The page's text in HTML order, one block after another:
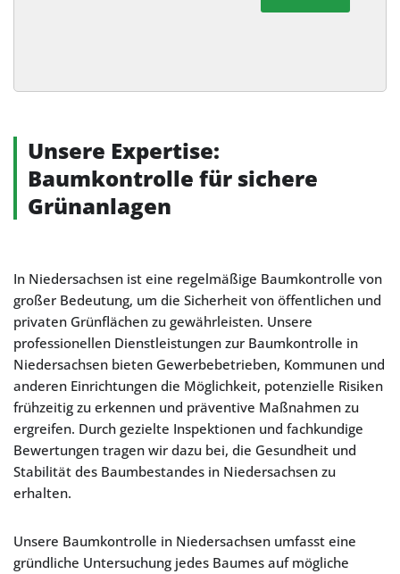
Alternative:
Unsere Expertise:
Baumkontrolle für sichere
Grünanlagen
In Niedersachsen ist eine regelmäßige Baumkontrolle von
großer Bedeutung, um die Sicherheit von öffentlichen und
privaten Grünflächen zu gewährleisten. Unsere
professionellen Dienstleistungen zur Baumkontrolle in
Niedersachsen bieten Gewerbebetrieben, Kommunen und
anderen Einrichtungen die Möglichkeit, potenzielle Risiken
frühzeitig zu erkennen und präventive Maßnahmen zu
ergreifen. Durch gezielte Inspektionen und fachkundige
Bewertungen tragen wir dazu bei, die Gesundheit und
Stabilität des Baumbestandes in Niedersachsen zu
erhalten.
Unsere Baumkontrolle in Niedersachsen umfasst eine
gründliche Untersuchung jedes Baumes auf mögliche